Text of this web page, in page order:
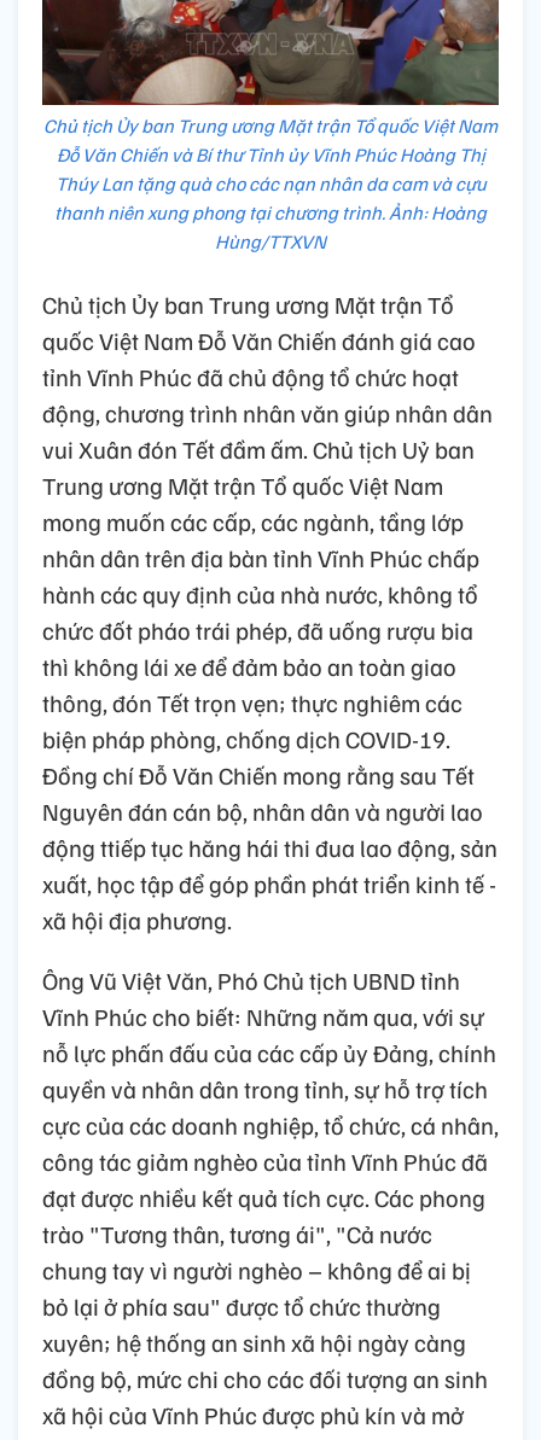
Chủ tịch Ủy ban Trung ương Mặt trận Tổ quốc Việt Nam
Đỗ Văn Chiến và Bí thư Tỉnh ủy Vĩnh Phúc Hoàng Thị
Thúy Lan tặng quà cho các nạn nhân da cam và cựu
thanh niên xung phong tại chương trình. Ảnh: Hoàng
Hùng/TTXVN
Chủ tịch Ủy ban Trung ương Mặt trận Tổ
quốc Việt Nam Đỗ Văn Chiến đánh giá cao
tỉnh Vĩnh Phúc đã chủ động tổ chức hoạt
động, chương trình nhân văn giúp nhân dân
vui Xuân đón Tết đầm ấm. Chủ tịch Uỷ ban
Trung ương Mặt trận Tổ quốc Việt Nam
mong muốn các cấp, các ngành, tầng lớp
nhân dân trên địa bàn tỉnh Vĩnh Phúc chấp
hành các quy định của nhà nước, không tổ
chức đốt pháo trái phép, đã uống rượu bia
thì không lái xe để đảm bảo an toàn giao
thông, đón Tết trọn vẹn; thực nghiêm các
biện pháp phòng, chống dịch COVID-19.
Đồng chí Đỗ Văn Chiến mong rằng sau Tết
Nguyên đán cán bộ, nhân dân và người lao
động ttiếp tục hăng hái thi đua lao động, sản
xuất, học tập để góp phần phát triển kinh tế -
xã hội địa phương.
Ông Vũ Việt Văn, Phó Chủ tịch UBND tỉnh
Vĩnh Phúc cho biết: Những năm qua, với sự
nỗ lực phấn đấu của các cấp ủy Đảng, chính
quyền và nhân dân trong tỉnh, sự hỗ trợ tích
cực của các doanh nghiệp, tổ chức, cá nhân,
công tác giảm nghèo của tỉnh Vĩnh Phúc đã
đạt được nhiều kết quả tích cực. Các phong
trào "Tương thân, tương ái", "Cả nước
chung tay vì người nghèo – không để ai bị
bỏ lại ở phía sau" được tổ chức thường
xuyên; hệ thống an sinh xã hội ngày càng
đồng bộ, mức chi cho các đối tượng an sinh
xã hội của Vĩnh Phúc được phủ kín và mở